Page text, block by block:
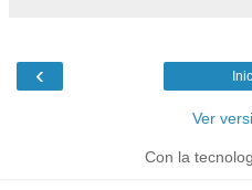
‹
Ver
Con la